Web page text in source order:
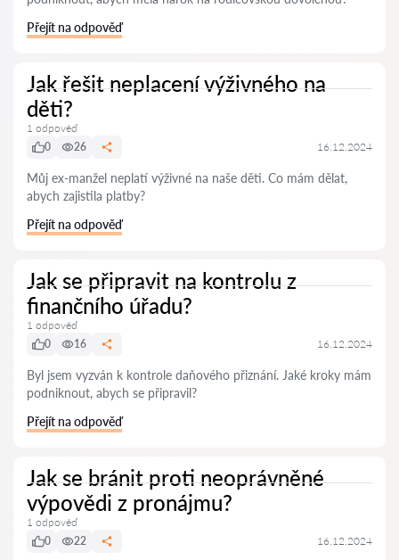
Přejít na odpověď
Jak řešit neplacení výživného na
děti?
1 odpověď
0
26 16.12.2024
Můj ex-manžel neplatí výživné na naše děti. Co mám dělat,
abych zajistila platby?
Přejít na odpověď
Jak se připravit na kontrolu z
finančního úřadu?
1 odpověď
0
16 16.12.2024
Byl jsem vyzván k kontrole daňového přiznání. Jaké kroky mám
podniknout, abych se připravil?
Přejít na odpověď
Jak se bránit proti neoprávněné
výpovědi z pronájmu?
1 odpověď
0
22 16.12.2024